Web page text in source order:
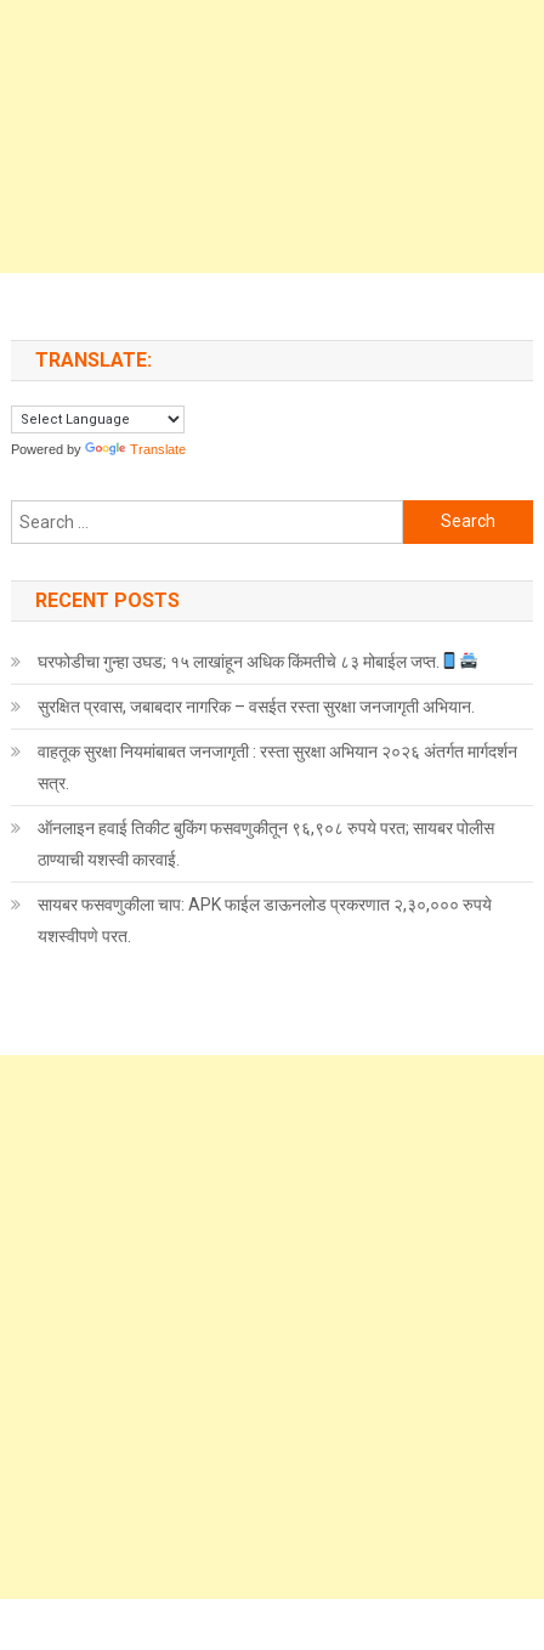
TRANSLATE:
Powered by Translate
Search for:
RECENT POSTS
घरफोडीचा गुन्हा उघड; १५ लाखांहून अधिक किंमतीचे ८३ मोबाईल जप्त.
सुरक्षित प्रवास, जबाबदार नागरिक – वसईत रस्ता सुरक्षा जनजागृती अभियान.
वाहतूक सुरक्षा नियमांबाबत जनजागृती : रस्ता सुरक्षा अभियान २०२६ अंतर्गत मार्गदर्शन
सत्र.
ऑनलाइन हवाई तिकीट बुकिंग फसवणुकीतून ९६,९०८ रुपये परत; सायबर पोलीस
ठाण्याची यशस्वी कारवाई.
सायबर फसवणुकीला चाप: APK फाईल डाऊनलोड प्रकरणात २,३०,००० रुपये
यशस्वीपणे परत.